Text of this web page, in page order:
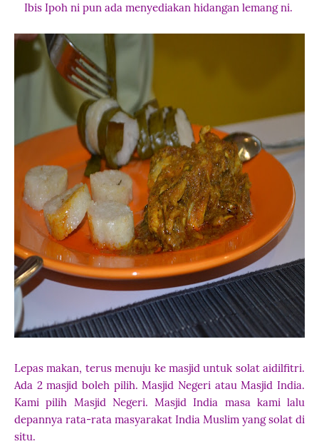
Ibis Ipoh ni pun ada menyediakan hidangan lemang ni.
Lepas makan, terus menuju ke masjid untuk solat aidilfitri.
Ada 2 masjid boleh pilih. Masjid Negeri atau Masjid India.
Kami pilih Masjid Negeri. Masjid India masa kami lalu
depannya rata-rata masyarakat India Muslim yang solat di
situ.